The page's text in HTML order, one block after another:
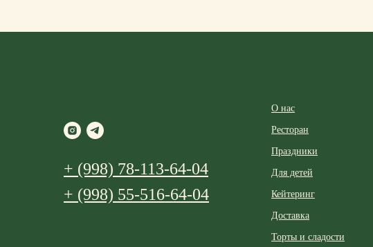
+ (998) 78-113-64-04
+ (998) 55-516-64-04
О нас
Ресторан
Праздники
Для детей
Кейтеринг
Доставка
Торты и сладости